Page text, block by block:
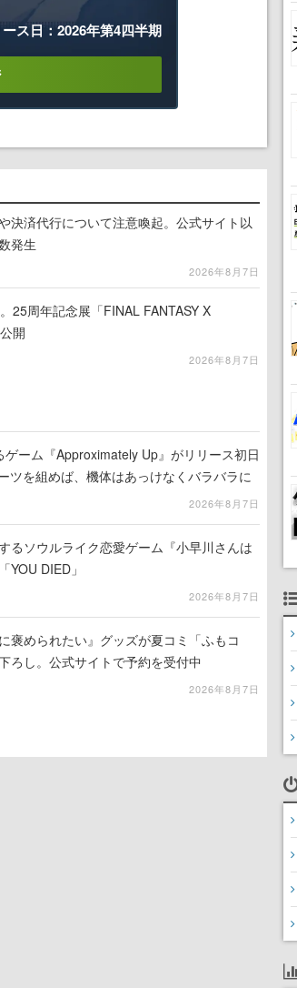
ース日：2026年第4四半期
決済代行について注意喚起。公式サイト以
発生
2026年8月7日
25周年記念展「FINAL FANTASY X
開
2026年8月7日
ーム『Approximately Up』がリリース初日
ツを組めば、機体はあっけなくバラバラに
2026年8月7日
るソウルライク恋愛ゲーム『小早川さんは
DIED」
2026年8月7日
褒められたい』グッズが夏コミ「ふもコ
し。公式サイトで予約を受付中
2026年8月7日